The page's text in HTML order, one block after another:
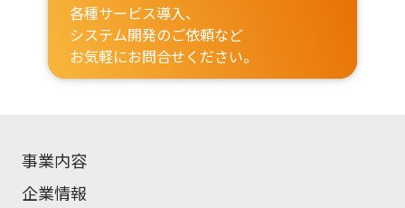
各種サービス導入、
システム開発のご依頼など
お気軽にお問合せください。
事業内容
企業情報